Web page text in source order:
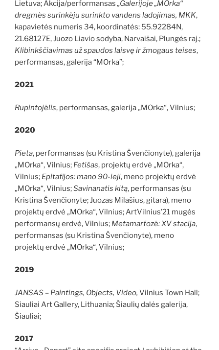
Lietuva; Akcija/performansas „Galerijoje „MOrka“
dregmės surinkėju surinkto vandens ladojimas, MKK,
kapavietės numeris 34, koordinatės: 55.92284N,
21.68127E, Juozo Liavio sodyba, Narvaišai, Plungės raj.;
Klibinkščiavimas už spaudos laisvę ir žmogaus teises,
performansas, galerija “MOrka”;
2021
Rūpintojėlis, performansas, galerija „MOrka“, Vilnius;
2020
Pieta, performansas (su Kristina Švenčionyte), galerija
„MOrka“, Vilnius; Fetišas, projektų erdvė „MOrka“,
Vilnius; Epitafijos: mano 90-ieji, meno projektų erdvė
„MOrka“, Vilnius;Savinanatis kitą, performansas (su
Kristina Švenčionyte; Juozas Milašius, gitara), meno
projektų erdvė „MOrka“, Vilnius; ArtVilnius’21 mugės
performansų erdvė, Vilnius; Metamarfozė: XV stacija,
performansas (su Kristina Švenčionyte), meno
projektų erdvė „MOrka“, Vilnius;
2019
JANSAS – Paintings, Objects, Video, Vilnius Town Hall;
Siauliai Art Gallery, Lithuania; Šiaulių dalės galerija,
Šiauliai;
2017